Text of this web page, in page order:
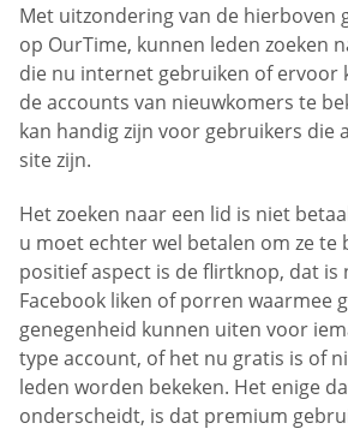
Met uitzondering van de hierboven
op OurTime, kunnen leden zoeken
die nu internet gebruiken of ervoor
de accounts van nieuwkomers te
kan handig zijn voor gebruikers die
site zijn.
Het zoeken naar een lid is niet
u moet echter wel betalen om ze te
positief aspect is de flirtknop, dat is
Facebook liken of porren waarmee
genegenheid kunnen uiten voor
type account, of het nu gratis is of
leden worden bekeken. Het enige
onderscheidt, is dat premium